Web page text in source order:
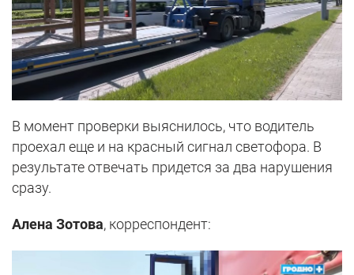
В момент проверки выяснилось, что водитель
проехал еще и на красный сигнал светофора. В
результате отвечать придется за два нарушения
сразу.
Алена Зотова, корреспондент: